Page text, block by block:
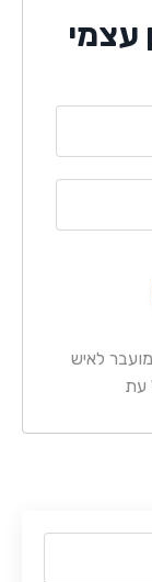
עצמי
לאיש
עת